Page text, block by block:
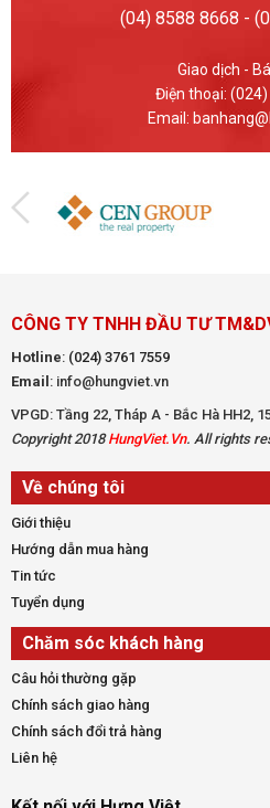
(04) 8588 8668 -
Giao dịch -
Điện thoại:
Email:
CÔNG TY TNHH ĐẦU TƯ
Hotline: (024) 3761 7559
Email : info@hungviet.vn
VPGD: Tầng 22, Tháp A - Bắc Hà HH2,
Copyright 2018HungViet.Vn. All rights
Về chúng tôi
Giới thiệu
Hướng dẫn mua hàng
Tin tức
Tuyển dụng
Chăm sóc khách hàng
Câu hỏi thường gặp
Chính sách giao hàng
Chính sách đổi trả hàng
Liên hệ